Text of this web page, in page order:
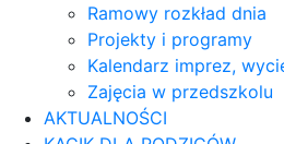
Ramowy rozkład dnia
Projekty i programy
Kalendarz imprez,
Zajęcia w przedszkolu
AKTUALNOŚCI